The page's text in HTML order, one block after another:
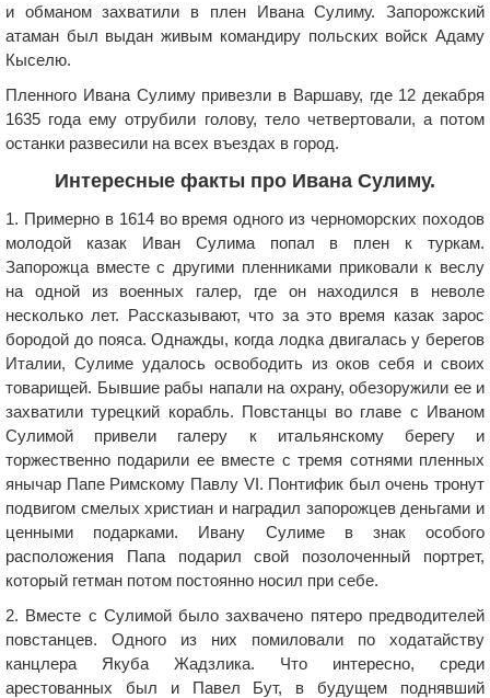
и обманом захватили в плен Ивана Сулиму. Запорожский
атаман был выдан живым командиру польских войск Адаму
Кыселю.
Пленного Ивана Сулиму привезли в Варшаву, где 12 декабря
1635 года ему отрубили голову, тело четвертовали, а потом
останки развесили на всех въездах в город.
Интересные факты про Ивана Сулиму.
1. Примерно в 1614 во время одного из черноморских походов
молодой казак Иван Сулима попал в плен к туркам.
Запорожца вместе с другими пленниками приковали к веслу
на одной из военных галер, где он находился в неволе
несколько лет. Рассказывают, что за это время казак зарос
бородой до пояса. Однажды, когда лодка двигалась у берегов
Италии, Сулиме удалось освободить из оков себя и своих
товарищей. Бывшие рабы напали на охрану, обезоружили ее и
захватили турецкий корабль. Повстанцы во главе с Иваном
Сулимой привели галеру к итальянскому берегу и
торжественно подарили ее вместе с тремя сотнями пленных
янычар Папе Римскому Павлу VI. Понтифик был очень тронут
подвигом смелых христиан и наградил запорожцев деньгами и
ценными подарками. Ивану Сулиме в знак особого
расположения Папа подарил свой позолоченный портрет,
который гетман потом постоянно носил при себе.
2. Вместе с Сулимой было захвачено пятеро предводителей
повстанцев. Одного из них помиловали по ходатайству
канцлера Якуба Жадзлика. Что интересно, среди
арестованных был и Павел Бут, в будущем поднявший